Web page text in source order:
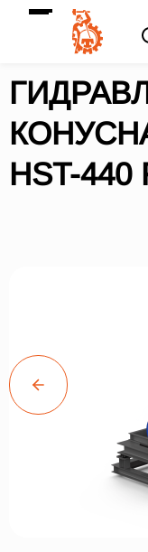
HST-440